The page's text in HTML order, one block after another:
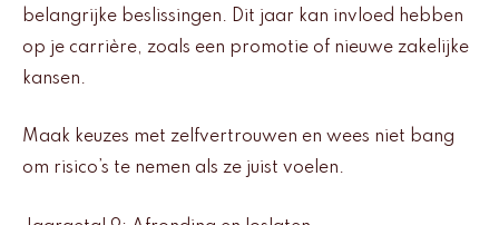
belangrijke beslissingen. Dit jaar kan invloed hebben
op je carrière, zoals een promotie of nieuwe zakelijke
kansen.
Maak keuzes met zelfvertrouwen en wees niet bang
om risico’s te nemen als ze juist voelen.